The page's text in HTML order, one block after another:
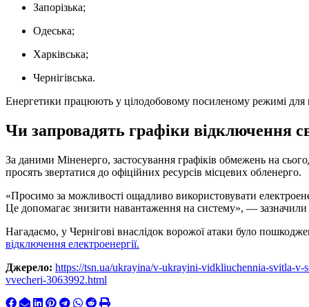
Запорізька;
Одеська;
Харківська;
Чернігівська.
Енергетики працюють у цілодобовому посиленому режимі для
Чи запровадять графіки відключення
За даними Міненерго, застосування графіків обмежень на
просять звертатися до офіційних ресурсів місцевих обленерго.
«Просимо за можливості ощадливо використовувати
Це допомагає знизити навантаження на систему», —
Нагадаємо, у Чернігові внаслідок ворожої атаки було
відключення електроенергії.
Джерело: https://tsn.ua/ukrayina/v-ukrayini-vidkliuchennia-svitla-
vvecheri-3063992.html